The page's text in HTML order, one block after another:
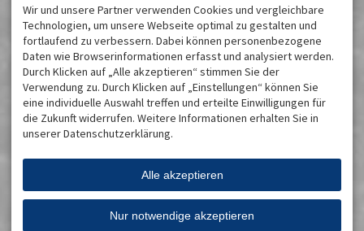
mit
Öffnungszeiten sowie mobiler
Zugriff auf unseren Fahrplan/ÖPNV
Download hier
Wir und unsere Partner verwenden Cookies und vergleichbare
Technologien, um unsere Webseite optimal zu gestalten und
fortlaufend zu verbessern. Dabei können personenbezogene
Daten wie Browserinformationen erfasst und analysiert werden.
Durch Klicken auf „Alle akzeptieren“ stimmen Sie der
Verwendung zu. Durch Klicken auf „Einstellungen“ können Sie
eine individuelle Auswahl treffen und erteilte Einwilligungen für
die Zukunft widerrufen. Weitere Informationen erhalten Sie in
unserer Datenschutzerklärung.
Alle akzeptieren
Nur notwendige akzeptieren